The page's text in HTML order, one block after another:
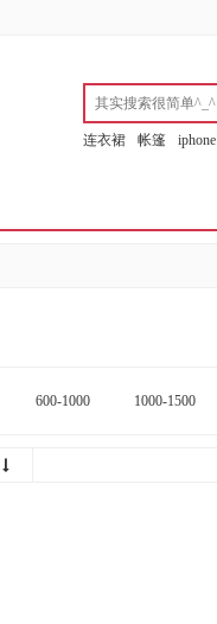
连衣裙 帐篷 iphone
600-1000 1000-1500